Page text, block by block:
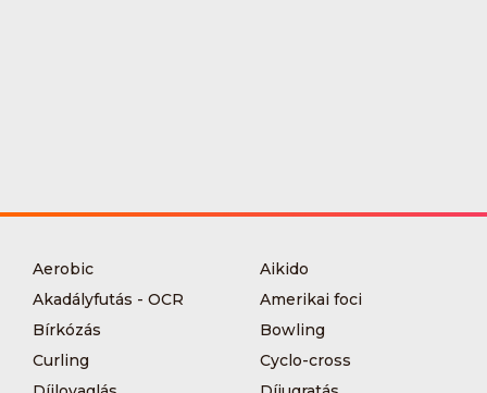
Aerobic
Aikido
Akadályfutás - OCR
Amerikai foci
Bírkózás
Bowling
Curling
Cyclo-cross